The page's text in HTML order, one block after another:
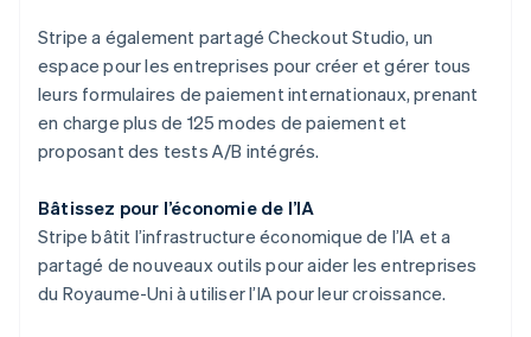
Stripe a également partagé Checkout Studio, un
espace pour les entreprises pour créer et gérer tous
leurs formulaires de paiement internationaux, prenant
en charge plus de 125 modes de paiement et
proposant des tests A/B intégrés.
Bâtissez pour l’économie de l’IA
Stripe bâtit l’infrastructure économique de l’IA et a
partagé de nouveaux outils pour aider les entreprises
du Royaume-Uni à utiliser l’IA pour leur croissance.
Chypre
English
Croatie
English Italiano
Danemark
English
English
Espagne
EspañolEnglish
Estonie